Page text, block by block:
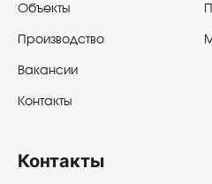
Объекты
Производство
Вакансии
Контакты
Контакты